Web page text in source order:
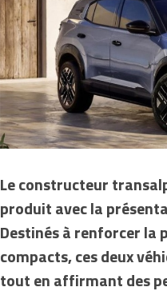
Le constructeur
produit avec la
Destinés à renforcer la
compacts, ces deux
tout en affirmant des